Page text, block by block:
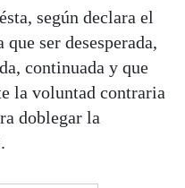
según declara el
ser desesperada,
continuada y que
la voluntad contraria
doblegar la